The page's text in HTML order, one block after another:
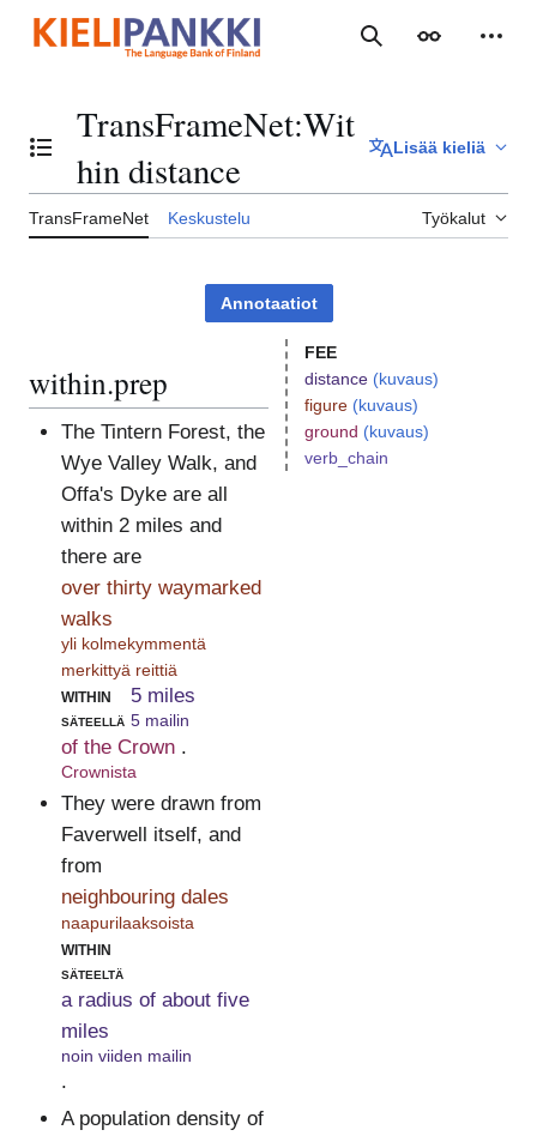
sisältöön
Haku Ulkoasu
Vaihda sisällysluettelo
TransFrameNet:Wit
hin distance
Lisää kieliä
TransFrameNet Keskustelu Työkalut
Annotaatiot
within.prep
The Tintern Forest, the
Wye Valley Walk, and
Offa's Dyke are all
within 2 miles and
there are
over thirty waymarked
walks
yli kolmekymmentä
merkittyä reittiä
within
säteellä
5 miles
5 mailin
of the Crown
Crownista
.
They were drawn from
Faverwell itself, and
from
neighbouring dales
naapurilaaksoista
within
säteeltä
a radius of about five
miles
noin viiden mailin
.
A population density of
FEE
distance (kuvaus)
figure (kuvaus)
ground (kuvaus)
verb_chain